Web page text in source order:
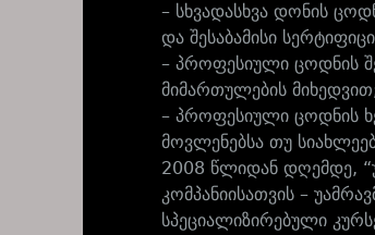
– სხვადასხვა დონის
და შესაბამისი
– პროფესიული ცოდნის
მიმართულების
– პროფესიული ცოდნის
მოვლენებსა თუ
2008 წლიდან დღემდე,
კომპანიისათვის –
სპეციალიზირებული